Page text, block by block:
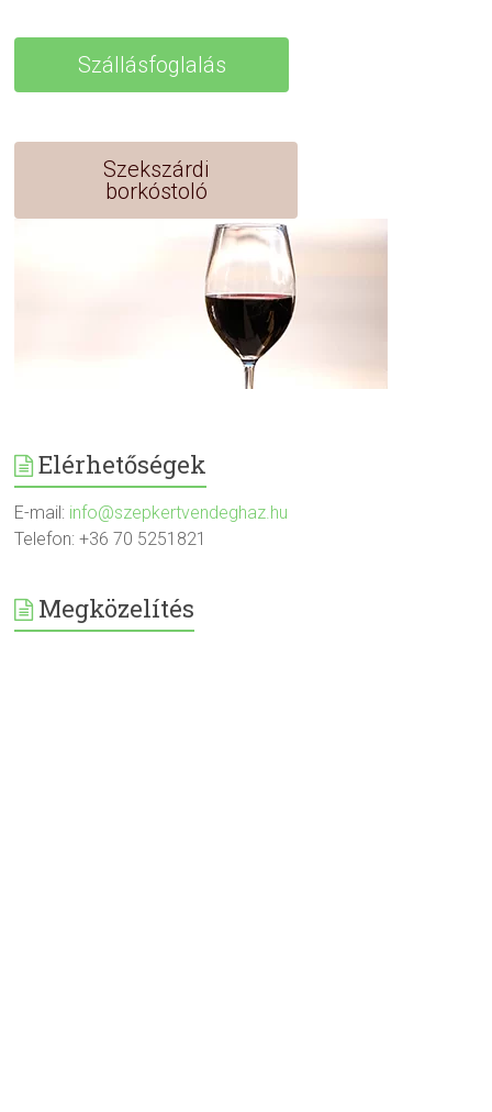
Szállásfoglalás
Szekszárdi
borkóstoló
Elérhetőségek
E-mail: info@szepkertvendeghaz.hu
Telefon: +36 70 5251821
Megközelítés